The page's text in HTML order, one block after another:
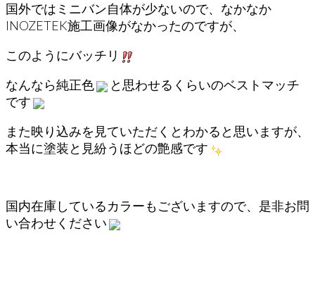
国外ではミニバン自体が少ないので、なかなか
INOZETEK施工画像がなかったのですが、
このようにバッチリ
なんなら純正色
と思わせるくらいのベストマッチ
です
また映り込みを見ていただくとわかると思いますが、
本当に塗装と見紛うほどの艶感です
国内在庫しているカラーもございますので、是非お問
い合わせください